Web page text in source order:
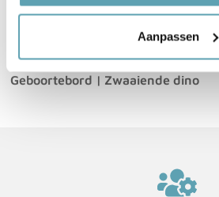
Aanpassen
Geboortebord | Zwaaiende dino